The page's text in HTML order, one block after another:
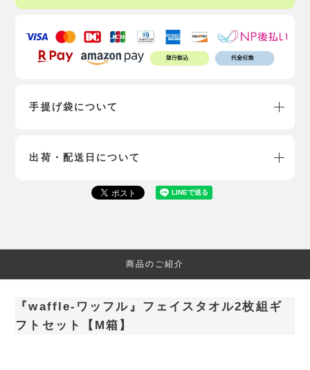
手提げ袋について
出荷・配送日について
商品のご紹介
『waffle-ワッフル』フェイスタオル2枚組ギ
フトセット【M箱】